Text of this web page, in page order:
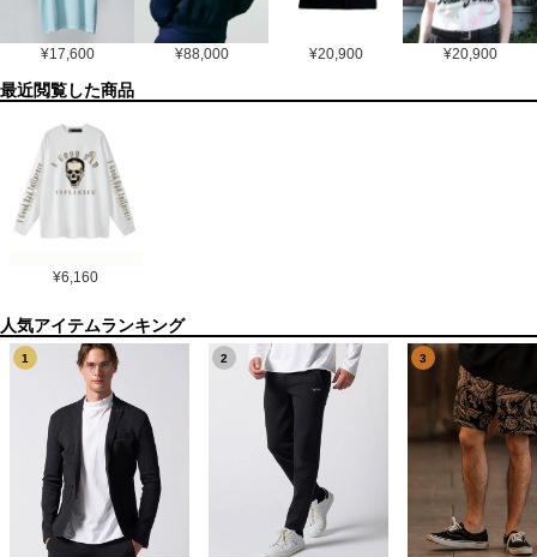
¥17,600 ¥88,000 ¥20,900 ¥20,900
最近閲覧した商品
¥6,160
1 2 3